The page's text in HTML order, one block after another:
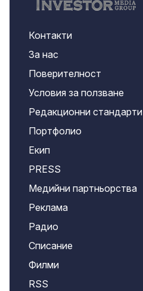
Контакти
За нас
Поверителност
Условия за ползване
Редакционни стандарти
Портфолио
Екип
PRESS
Медийни партньорства
Реклама
Радио
Списание
Филми
RSS